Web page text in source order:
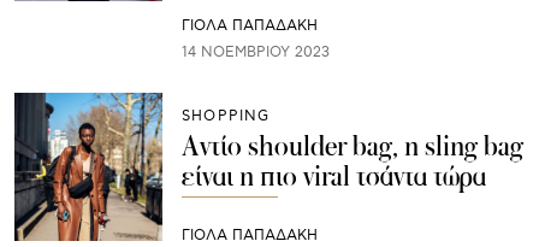
ΓΙΌΛΑ ΠΑΠΑΔΆΚΗ
14 ΝΟΕΜΒΡΊΟΥ 2023
SHOPPING
Αντίο shoulder bag, η sling bag
είναι η πιο viral τσάντα τώρα
ΓΙΌΛΑ ΠΑΠΑΔΆΚΗ